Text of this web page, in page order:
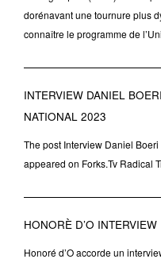
dorénavant une tournure plus
connaître le programme de
INTERVIEW DANIEL
NATIONAL 2023
The post Interview Daniel
appeared on Forks.Tv Radical
HONORÈ D’O INTERVIEW
Honoré d’O accorde un